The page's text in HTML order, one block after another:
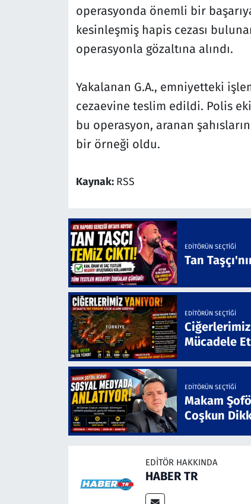
operasyonda önemli bir
kesinleşmiş hapis cezası
operasyonla gözaltına alındı.
Yakalanan G.A., emniyetteki
cezaevine teslim edildi. Polis
bu operasyon, aranan
bir örneği oldu.
Kaynak: RSS
EDITÖRÜN SEÇTIĞI
Tan
EDITÖRÜN SEÇTIĞI
Ciğerlerimiz
Mücadele
EDITÖRÜN SEÇTIĞI
Makam
Coşkun
EDITÖR HAKKINDA
HABER TR